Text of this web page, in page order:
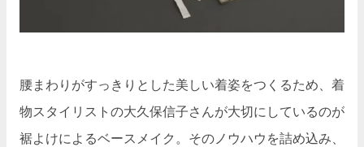
腰まわりがすっきりとした美しい着姿をつくるため、着
物スタイリストの大久保信子さんが大切にしているのが
裾よけによるベースメイク。そのノウハウを詰め込み、